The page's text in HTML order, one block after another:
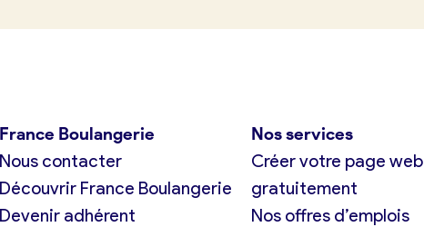
France Boulangerie
contacter
Découvrir France Boulangerie
Devenir adhérent
Nos services
Créer votre page web
gratuitement
Nos offres d’emplois